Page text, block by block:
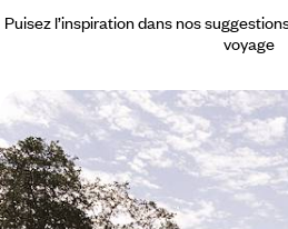
Puisez l’inspiration dans nos
voyage
Noces africaines - Namib,
Okavango
Une grande aventure à deux à la
Zimbabwe et Botswana